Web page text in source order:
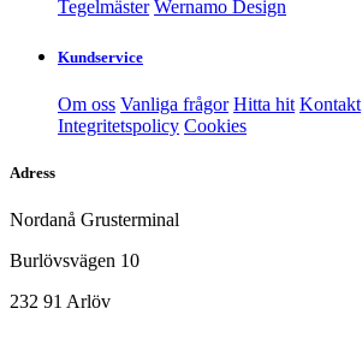
Tegelmäster Wernamo Design
Kundservice
Om oss Vanliga frågor Hitta hit Kontakt
Integritetspolicy Cookies
Adress
Nordanå Grusterminal
Burlövsvägen 10
232 91 Arlöv